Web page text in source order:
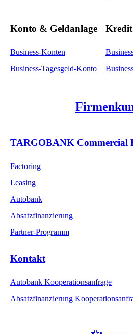
Konto & Geldanlage
Business-Konten
Business-Tagesgeld-Konto
TARGOBANK Commercial
Factoring
Leasing
Autobank
Absatzfinanzierung
Partner-Programm
Kontakt
Autobank Kooperationsanfrage
Absatzfinanzierung